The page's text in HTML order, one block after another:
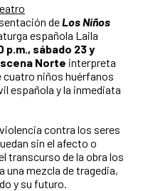
de Los Niños
española Laila
sábado 23 y
Norte interpreta
cuatro niños huérfanos
española y la inmediata
contra los seres
sin el afecto o
transcurso de la obra los
una mezcla de tragedia,
y su futuro.